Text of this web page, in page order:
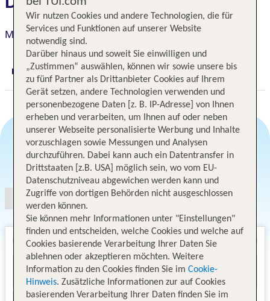
Mediolanum
Digitaler und telefonischer 24/7 TUI Service
Angebotsauswahl
Wir nutzen Cookies und andere Technologien, die für
Services und Funktionen auf unserer Website
notwendig sind.
Darüber hinaus und soweit Sie einwilligen und
„Zustimmen“ auswählen, können wir sowie unsere bis
zu fünf Partner als Drittanbieter Cookies auf Ihrem
Gerät setzen, andere Technologien verwenden und
personenbezogene Daten [z. B. IP-Adresse] von Ihnen
erheben und verarbeiten, um Ihnen auf oder neben
unserer Webseite personalisierte Werbung und Inhalte
vorzuschlagen sowie Messungen und Analysen
durchzuführen. Dabei kann auch ein Datentransfer in
Drittstaaten [z.B. USA] möglich sein, wo vom EU-
Datenschutzniveau abgewichen werden kann und
Zugriffe von dortigen Behörden nicht ausgeschlossen
werden können.
Sie können mehr Informationen unter "Einstellungen"
finden und entscheiden, welche Cookies und welche auf
Cookies basierende Verarbeitung Ihrer Daten Sie
ablehnen oder akzeptieren möchten. Weitere
Information zu den Cookies finden Sie im Cookie-
Hinweis. Zusätzliche Informationen zur auf Cookies
basierenden Verarbeitung Ihrer Daten finden Sie im